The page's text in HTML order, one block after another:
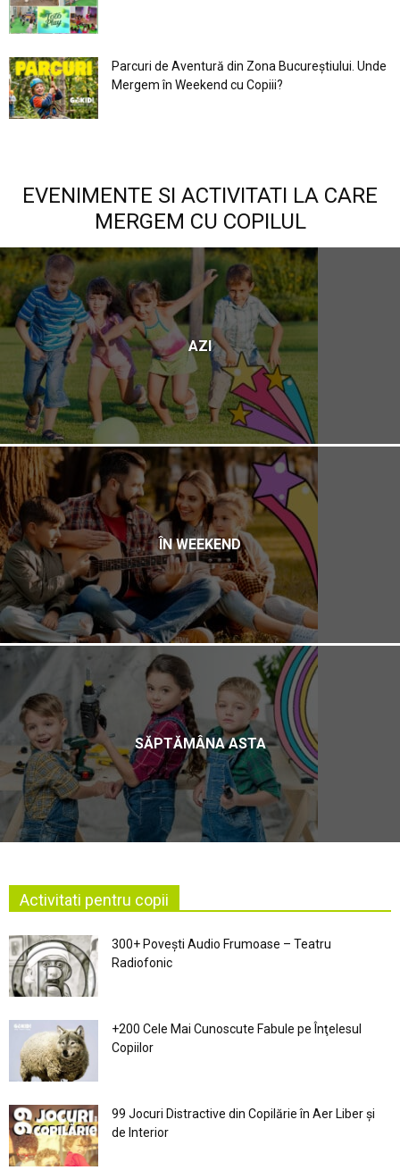
Parcuri de Aventură din Zona Bucureştiului. Unde
Mergem în Weekend cu Copiii?
EVENIMENTE SI ACTIVITATI LA CARE
MERGEM CU COPILUL
AZI
ÎN WEEKEND
SĂPTĂMÂNA ASTA
Activitati pentru copii
300+ Povești Audio Frumoase – Teatru
Radiofonic
+200 Cele Mai Cunoscute Fabule pe Înţelesul
Copiilor
99 Jocuri Distractive din Copilărie în Aer Liber şi
de Interior